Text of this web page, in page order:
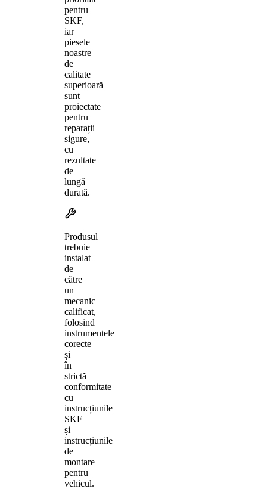
pentru
SKF,
iar
piesele
noastre
de
calitate
superioară
sunt
proiectate
pentru
reparații
sigure,
cu
rezultate
de
lungă
durată.
Produsul
trebuie
instalat
de
către
un
mecanic
calificat,
folosind
instrumentele
corecte
și
în
strictă
conformitate
cu
instrucțiunile
SKF
și
instrucțiunile
de
montare
pentru
vehicul.